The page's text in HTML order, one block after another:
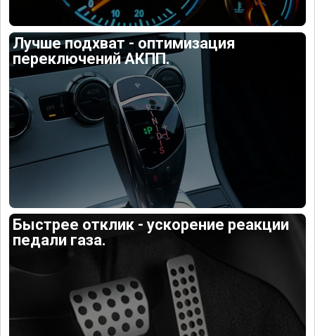
Лучше подхват - оптимизация
переключений АКПП.
Быстрее отклик - ускорение реакции
педали газа.